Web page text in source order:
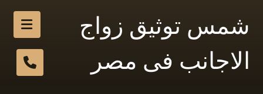
شمس توثيق زواج
الاجانب فى مصر